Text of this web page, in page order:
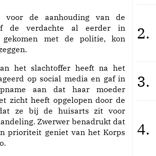
voor de aanhouding van de
de verdachte al eerder in
gekomen met de politie, kon
het slachtoffer heeft na het
op social media en gaf in
aan dat haar moeder
zicht heeft opgelopen door de
ze bij de huisarts zit voor
Zwerwer benadrukt dat
prioriteit geniet van het Korps
2.
3.
4.